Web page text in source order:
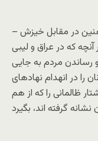
– هدف خامنه ای در اتخاذ پروسه مشت آهنین در مقابل خیزش
که در عراق و لیبی
مردم به جایی
را در انهدام نهادهای
ظالمانی را که از هم